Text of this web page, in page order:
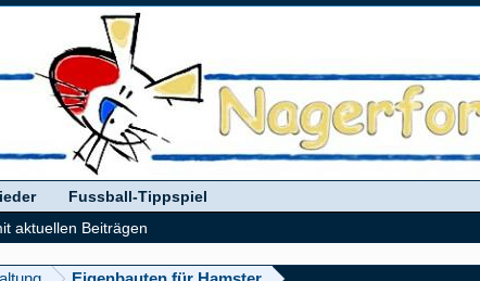
aktuellen Beiträgen
Fussball-Tippspiel